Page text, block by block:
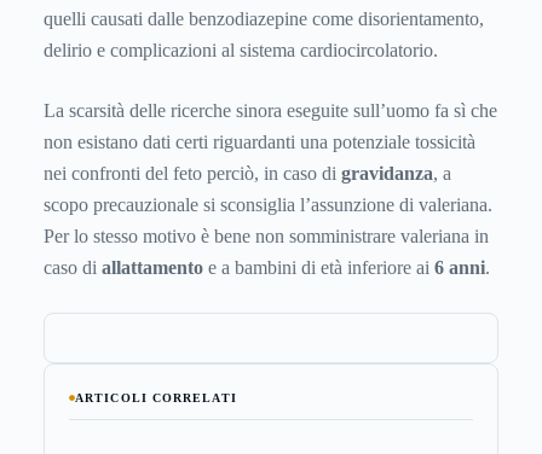
quelli causati dalle benzodiazepine come disorientamento,
delirio e complicazioni al sistema cardiocircolatorio.
La scarsità delle ricerche sinora eseguite sull’uomo fa sì che
non esistano dati certi riguardanti una potenziale tossicità
nei confronti del feto perciò, in caso di gravidanza, a
scopo precauzionale si sconsiglia l’assunzione di valeriana.
Per lo stesso motivo è bene non somministrare valeriana in
caso di allattamento e a bambini di età inferiore ai 6 anni.
ARTICOLI CORRELATI